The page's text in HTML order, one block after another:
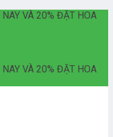
VÀ 20% ĐẶT HOA
VÀ 20% ĐẶT HOA